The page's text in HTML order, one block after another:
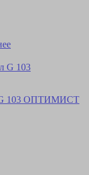
G 103 ОПТИМИСТ